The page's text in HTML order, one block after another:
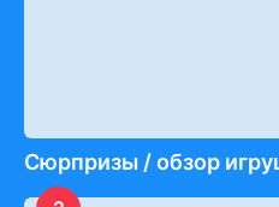
Сюрпризы / обзор